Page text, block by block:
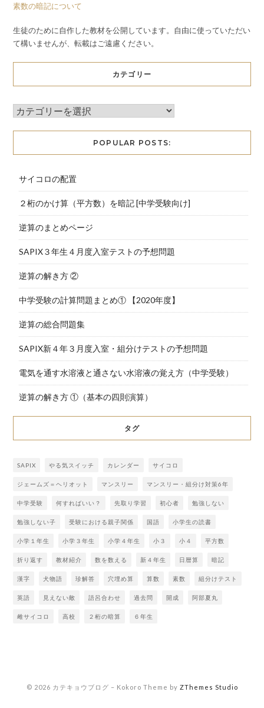
素数の暗記について
生徒のために自作した教材を公開しています。自由に使っていただい
て構いませんが、転載はご遠慮ください。
カテゴリー
POPULAR POSTS:
サイコロの配置
２桁のかけ算（平方数）を暗記 [中学受験向け]
逆算のまとめページ
SAPIX３年生４月度入室テストの予想問題
逆算の解き方 ②
中学受験の計算問題まとめ① 【2020年度】
逆算の総合問題集
SAPIX新４年３月度入室・組分けテストの予想問題
電気を通す水溶液と通さない水溶液の覚え方（中学受験）
逆算の解き方 ①（基本の四則演算）
タグ
SAPIX やる気スイッチ カレンダー サイコロ
ジェームズ＝ヘリオット マンスリー マンスリー・組分け対策6年
中学受験 何すればいい？ 先取り学習 初心者 勉強しない
勉強しない子 受験における親子関係 国語 小学生の読書
小学１年生 小学３年生 小学４年生 小３ 小４ 平方数
折り返す 教材紹介 数を数える 新４年生 日暦算 暗記
漢字 犬物語 珍解答 穴埋め算 算数 素数 組分けテスト
英語 見えない敵 語呂合わせ 過去問 開成 阿部夏丸
雌サイコロ 高校 ２桁の暗算 ６年生
© 2026 カテキョウブログ – Kokoro Theme by ZThemes Studio